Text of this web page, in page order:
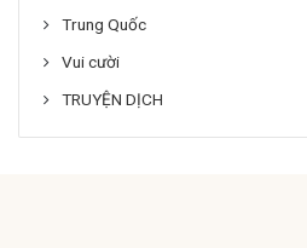
Trung Quốc
Vui cười
TRUYỆN DỊCH